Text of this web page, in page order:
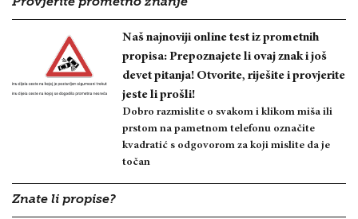
Naš najnoviji online test iz prometnih
propisa: Prepoznajete li ovaj znak i još
devet pitanja! Otvorite, riješite i provjerite
jeste li prošli!
Dobro razmislite o svakom i klikom miša ili
prstom na pametnom telefonu označite
kvadratić s odgovorom za koji mislite da je
točan
Znate li propise?